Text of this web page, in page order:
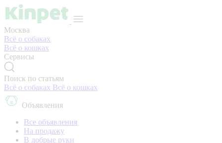
Москва
Всё о собаках
Всё о кошках
Сервисы
Поиск по статьям
Всё о собаках Всё о кошках
Объявления
Все объявления
На продажу
В добрые руки